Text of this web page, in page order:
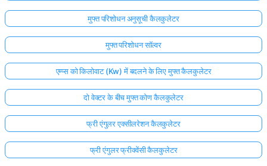
मुफ्त परिशोधन अनुसूची कैलकुलेटर
मुफ्त परिशोधन सॉल्वर
एम्प्स को किलोवाट (Kw) में बदलने के लिए मुफ्त कैलकुलेटर
दो वेक्टर के बीच मुफ्त कोण कैलकुलेटर
फ्री एंगुलर एक्सीलरेशन कैलकुलेटर
फ्री एंगुलर फ्रीक्वेंसी कैलकुलेटर